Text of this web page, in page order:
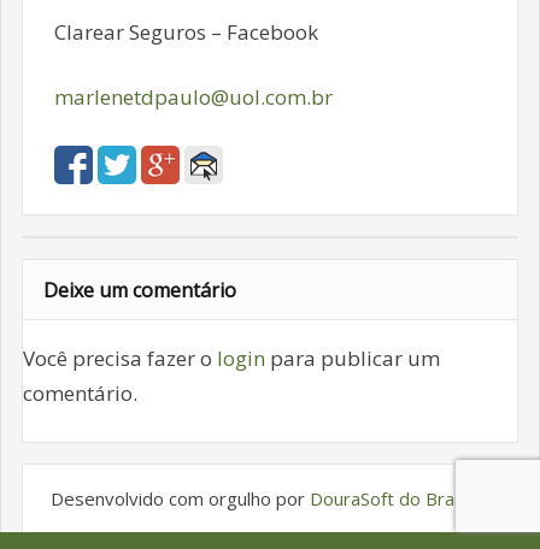
Clarear Seguros – Facebook
marlenetdpaulo@uol.com.br
Deixe um comentário
Você precisa fazer o login para publicar um
comentário.
Desenvolvido com orgulho por DouraSoft do Brasil